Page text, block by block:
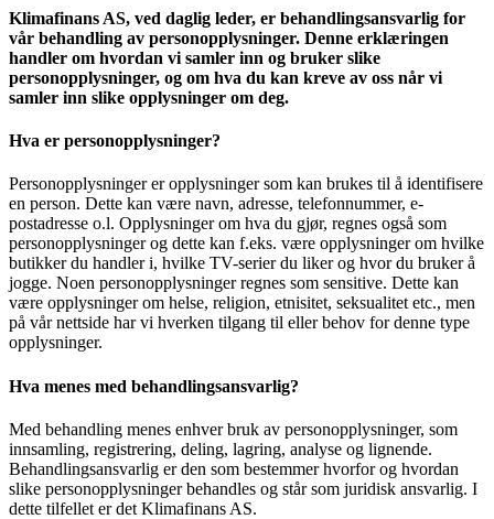
Klimafinans AS, ved daglig leder, er behandlingsansvarlig for
vår behandling av personopplysninger. Denne erklæringen
handler om hvordan vi samler inn og bruker slike
personopplysninger, og om hva du kan kreve av oss når vi
samler inn slike opplysninger om deg.
Hva er personopplysninger?
Personopplysninger er opplysninger som kan brukes til å identifisere
en person. Dette kan være navn, adresse, telefonnummer, e-
postadresse o.l. Opplysninger om hva du gjør, regnes også som
personopplysninger og dette kan f.eks. være opplysninger om hvilke
butikker du handler i, hvilke TV-serier du liker og hvor du bruker å
jogge. Noen personopplysninger regnes som sensitive. Dette kan
være opplysninger om helse, religion, etnisitet, seksualitet etc., men
på vår nettside har vi hverken tilgang til eller behov for denne type
opplysninger.
Hva menes med behandlingsansvarlig?
Med behandling menes enhver bruk av personopplysninger, som
innsamling, registrering, deling, lagring, analyse og lignende.
Behandlingsansvarlig er den som bestemmer hvorfor og hvordan
slike personopplysninger behandles og står som juridisk ansvarlig. I
dette tilfellet er det Klimafinans AS.